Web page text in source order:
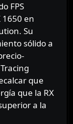
FPS
1650 en
Su
sólido a
que
que la RX
a la